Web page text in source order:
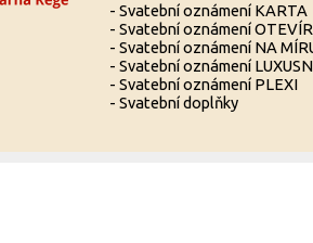
- Svatební oznámení KARTA
- Svatební oznámení
- Svatební oznámení NA
- Svatební oznámení
- Svatební oznámení PLEXI
- Svatební doplňky